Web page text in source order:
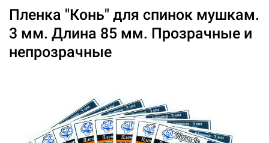
Пленка "Конь" для спинок мушкам.
3 мм. Длина 85 мм. Прозрачные и
непрозрачные